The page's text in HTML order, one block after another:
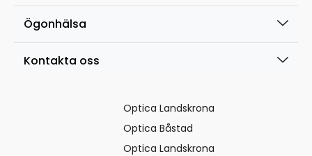
Ögonhälsa
Kontakta oss
Optica Landskrona
Optica Båstad
Optica Landskrona